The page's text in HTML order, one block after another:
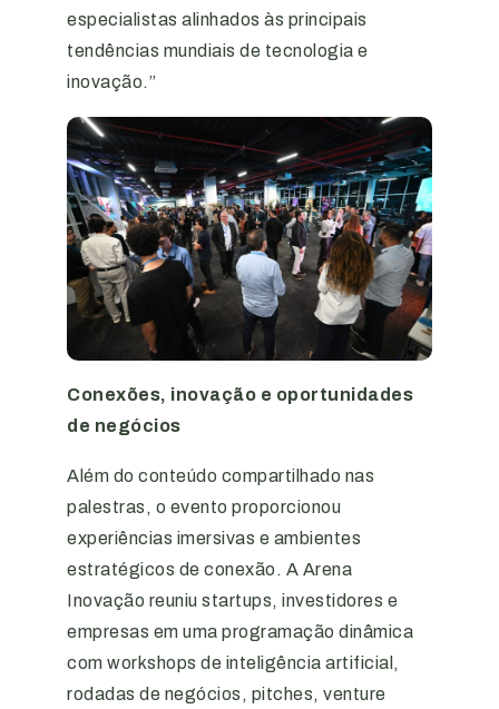
especialistas alinhados às principais
tendências mundiais de tecnologia e
inovação.”
Conexões, inovação e oportunidades
de negócios
Além do conteúdo compartilhado nas
palestras, o evento proporcionou
experiências imersivas e ambientes
estratégicos de conexão. A Arena
Inovação reuniu startups, investidores e
empresas em uma programação dinâmica
com workshops de inteligência artificial,
rodadas de negócios, pitches, venture